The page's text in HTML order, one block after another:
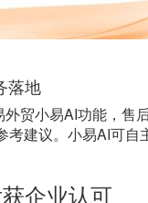
落地
贸小易AI功能，售
建议。小易AI可
企业认可